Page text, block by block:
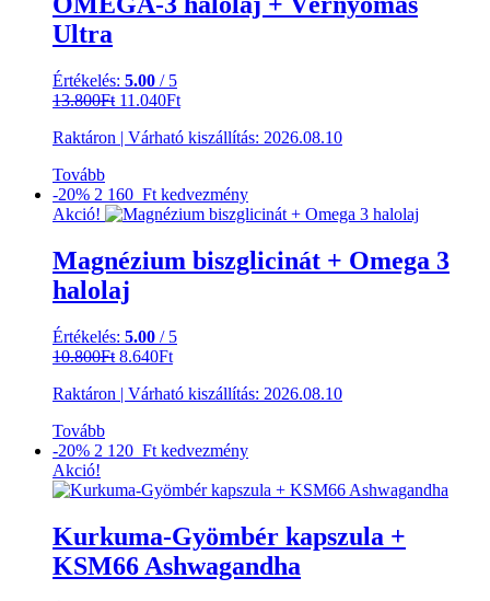
Ultra
Értékelés: 5.00 / 5
13.800Ft Original
was:
11.040FtCurrent
is:
Raktáron | Várható kiszállítás: 2026.08.10
Tovább
-20% 2 160 Ft kedvezmény
Akció!
Magnézium biszglicinát + Omega 3
halolaj
Értékelés: 5.00 / 5
10.800Ft Original
was:
8.640FtCurrent
is:
Raktáron | Várható kiszállítás: 2026.08.10
Tovább
-20% 2 120 Ft kedvezmény
Akció!
Kurkuma-Gyömbér kapszula +
KSM66 Ashwagandha